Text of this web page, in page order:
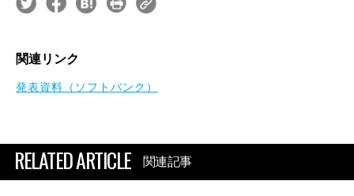
関連リンク
発表資料（ソフトバンク）
RELATED ARTICLE 関連記事